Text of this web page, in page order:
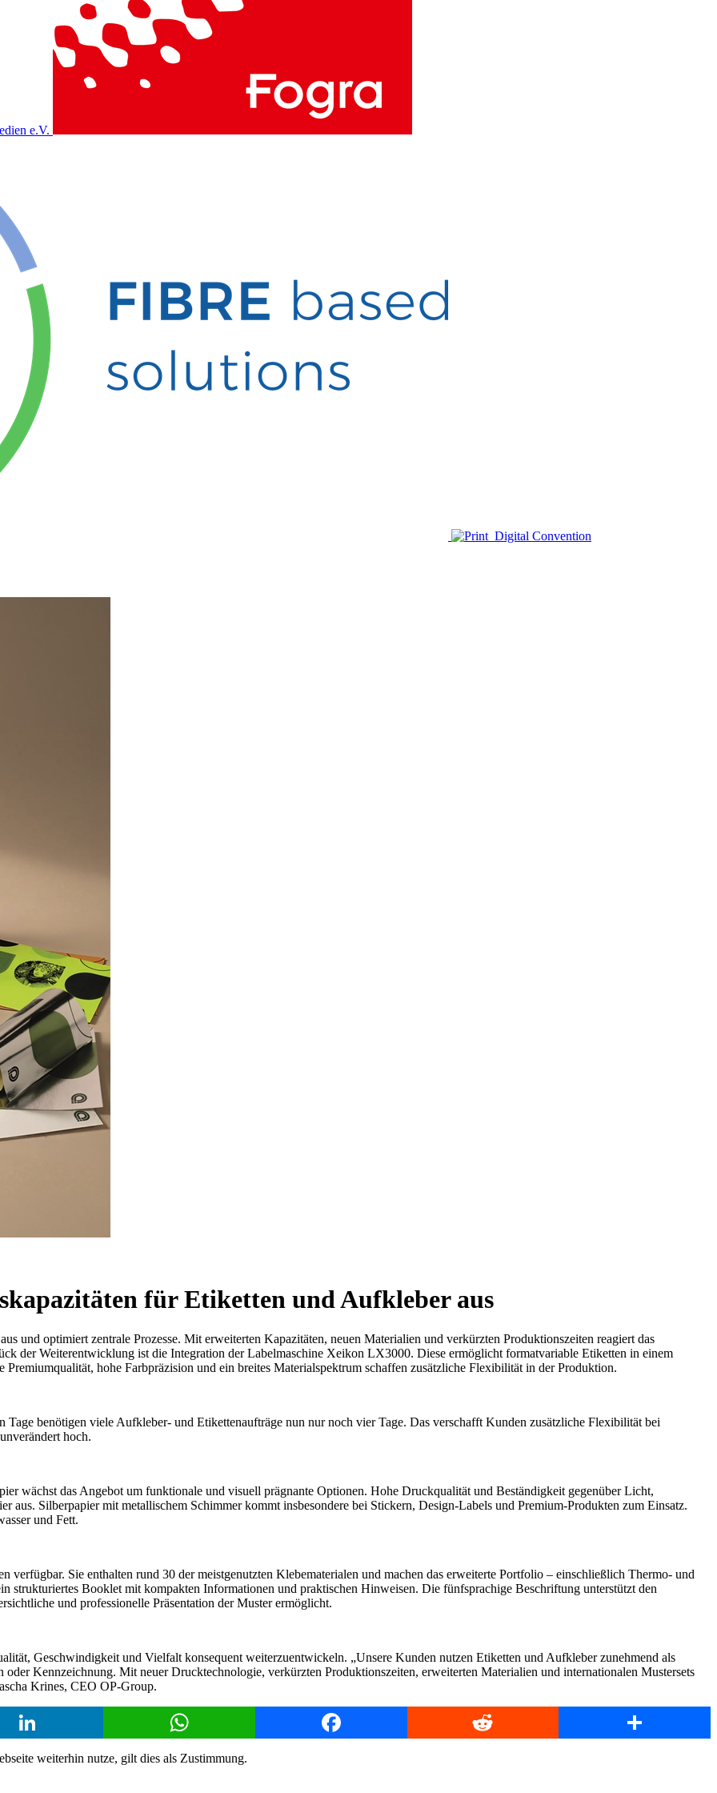
für Etiketten und Aufkleber aus
und optimiert zentrale Prozesse. Mit erweiterten Kapazitäten, neuen Materialien und verkürzten Produktionszeiten reagiert das
der Weiterentwicklung ist die Integration der Labelmaschine Xeikon LX3000. Diese ermöglicht formatvariable Etiketten in einem
hohe Farbpräzision und ein breites Materialspektrum schaffen zusätzliche Flexibilität in der Produktion.
benötigen viele Aufkleber- und Etikettenaufträge nun nur noch vier Tage. Das verschafft Kunden zusätzliche Flexibilität bei
hoch.
wächst das Angebot um funktionale und visuell prägnante Optionen. Hohe Druckqualität und Beständigkeit gegenüber Licht,
aus. Silberpapier mit metallischem Schimmer kommt insbesondere bei Stickern, Design-Labels und Premium-Produkten zum Einsatz.
und Fett.
Sie enthalten rund 30 der meistgenutzten Klebematerialen und machen das erweiterte Portfolio – einschließlich Thermo- und
strukturiertes Booklet mit kompakten Informationen und praktischen Hinweisen. Die fünfsprachige Beschriftung unterstützt den
und professionelle Präsentation der Muster ermöglicht.
Geschwindigkeit und Vielfalt konsequent weiterzuentwickeln. „Unsere Kunden nutzen Etiketten und Aufkleber zunehmend als
Kennzeichnung. Mit neuer Drucktechnologie, verkürzten Produktionszeiten, erweiterten Materialien und internationalen Mustersets
Krines, CEO OP-Group.
LinkedIn WhatsApp Facebook Reddit Share
weiterhin nutze, gilt dies als Zustimmung.